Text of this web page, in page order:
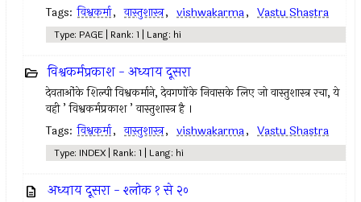
Tags: विश्वकर्मा, वास्तुशास्त्र, vishwakarma, Vastu Shastra
Type: PAGE | Rank: 1 | Lang: hi
विश्वकर्मप्रकाश - अध्याय दूसरा
देवताओंके शिल्पी विश्वकर्माने, देवगणोंके निवासके लिए जो वास्तुशास्त्र रचा, ये
वही ’ विश्वकर्मप्रकाश ’ वास्तुशास्त्र है ।
Tags: विश्वकर्मा, वास्तुशास्त्र, vishwakarma, Vastu Shastra
Type: INDEX | Rank: 1 | Lang: hi
अध्याय दूसरा - श्लोक १ से २०